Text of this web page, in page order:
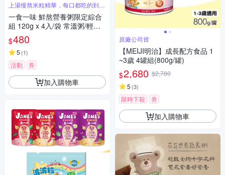
上湯慢熬米粒精華，每口都吃的到頂
級全米粥
一食一味 鮮熬營養粥限定綜合
組 120g x 4入/袋 常溫粥/輕食
粥/寶寶粥/副食品
$480
5 (1)
活動 券
加入購物車
原廠公司貨
【MEIJI明治】成長配方食品 1
~3歲 4罐組(800g/罐)
$2,680 $2,780
5 (3)
限時下殺 券
加入購物車